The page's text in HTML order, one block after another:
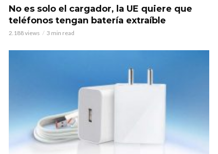
No es solo el cargador, la UE quiere que
teléfonos tengan batería extraíble
2.188 views 3 min read